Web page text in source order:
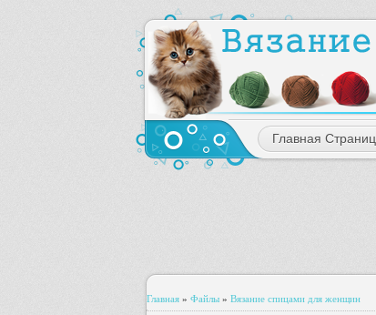
Главная
Главная » Файлы » Вязание спицами для женщин